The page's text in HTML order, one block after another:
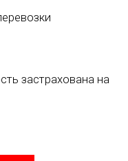
застрахована на